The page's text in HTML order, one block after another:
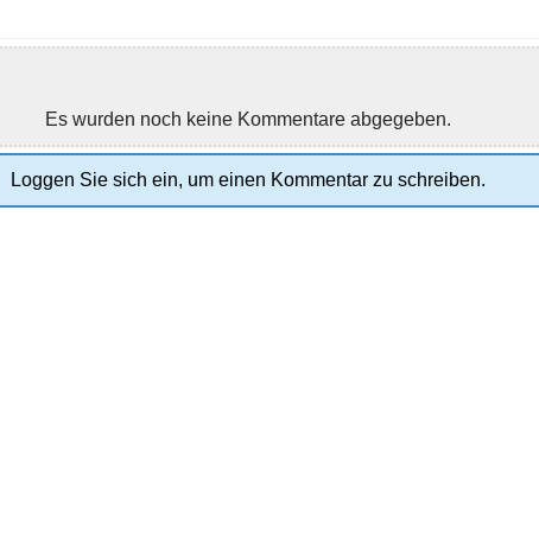
Es wurden noch keine Kommentare abgegeben.
Loggen Sie sich ein, um einen Kommentar zu schreiben.